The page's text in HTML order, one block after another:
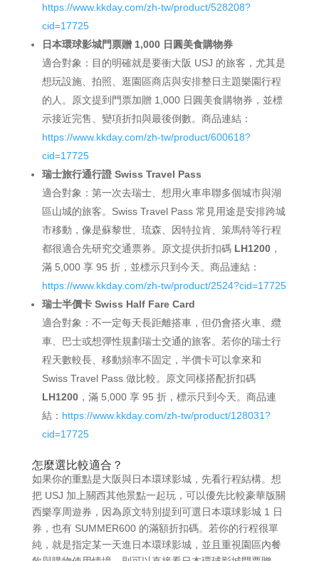
https://www.kkday.com/zh-tw/product/528208?
cid=17725
日本環球影城門票贈 1,000 日圓美食購物券
適合對象：目的明確就是要衝大阪 USJ 的旅客，尤其是
想玩設施、拍照、逛園區商店與安排整日主題樂園行程
的人。原文提到門票加贈 1,000 日圓美食購物券，並標
示接近完售、變項折扣與最後倒數。商品連結：
https://www.kkday.com/zh-tw/product/600618?
cid=17725
瑞士旅行通行證 Swiss Travel Pass
適合對象：第一次去瑞士、想用火車串聯多個城市與湖
區山城的旅客。Swiss Travel Pass 常見用途是安排跨城
市移動，像是蘇黎世、琉森、因特拉肯、策馬特等行程
都很適合先研究交通票券。原文提供折扣碼 LH1200，
滿 5,000 享 95 折，並標示只到今天。商品連結：
https://www.kkday.com/zh-tw/product/2524?cid=17725
瑞士半價卡 Swiss Half Fare Card
適合對象：不一定每天長距離搭車，但仍會搭火車、纜
車、巴士或想彈性規劃瑞士交通的旅客。若你的瑞士行
程天數較長、移動頻率不固定，半價卡可以拿來和
Swiss Travel Pass 做比較。原文同樣搭配折扣碼
LH1200，滿 5,000 享 95 折，標示只到今天。商品連
結： https://www.kkday.com/zh-tw/product/128031?
cid=17725
怎麼選比較適合？
如果你的重點是大阪與日本環球影城，先看行程結構。想
把 USJ 加上關西其他景點一起玩，可以優先比較豪華版關
西樂享周遊券，因為原文特別提到可選日本環球影城 1 日
券，也有 SUMMER600 的滿額折扣碼。若你的行程很單
純，就是指定某一天進日本環球影城，並且重視園區內餐